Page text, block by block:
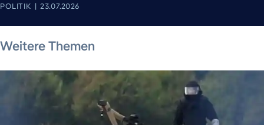
POLITIK 23.07.2026
Weitere Themen
7. August 2026
7. August 2026
6. August 2026
6. August 2026
6. August 2026
6. August 2026